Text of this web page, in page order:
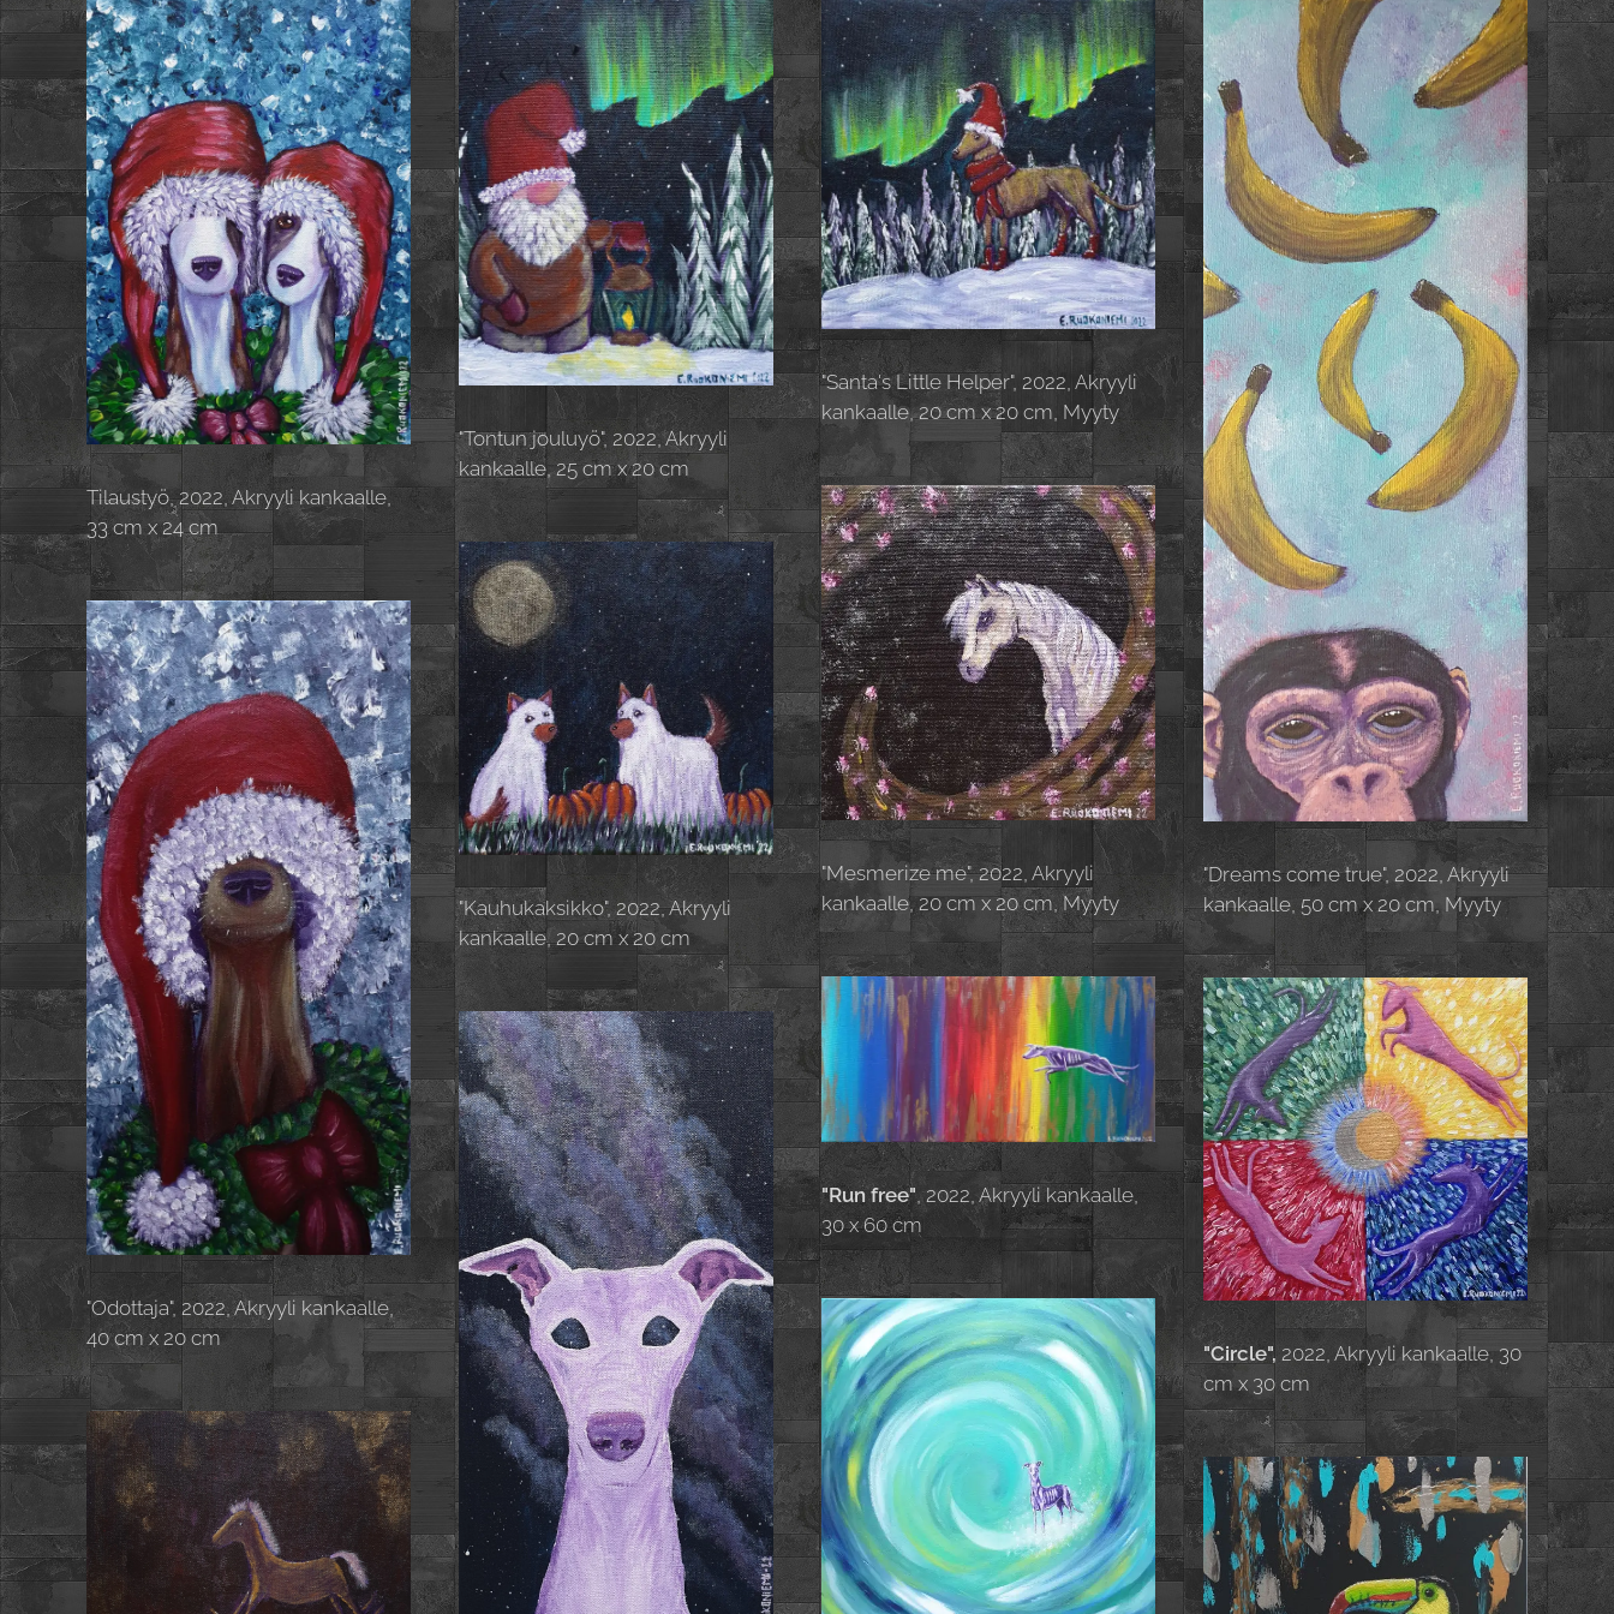
Tilaustyö, 2022, Akryyli kankaalle,
33 cm x 24 cm
"Odottaja", 2022, Akryyli kankaalle,
40 cm x 20 cm
"Tontun jouluyö", 2022, Akryyli
kankaalle, 25 cm x 20 cm
"Kauhukaksikko", 2022, Akryyli
kankaalle, 20 cm x 20 cm
"Santa's Little Helper", 2022, Akryyli
kankaalle, 20 cm x 20 cm, Myyty
"Mesmerize me", 2022, Akryyli
kankaalle, 20 cm x 20 cm, Myyty
"Run free" , 2022, Akryyli kankaalle,
30 x 60 cm
"Dreams come true", 2022, Akryyli
kankaalle, 50 cm x 20 cm, Myyty
"Circle", 2022, Akryyli kankaalle, 30
cm x 30 cm